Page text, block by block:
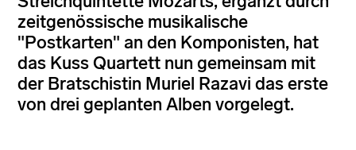
zeitgenössische musikalische
"Postkarten" an den Komponisten, hat
das Kuss Quartett nun gemeinsam mit
der Bratschistin Muriel Razavi das erste
von drei geplanten Alben vorgelegt.